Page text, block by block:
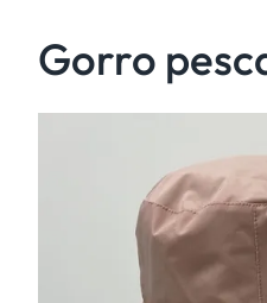
Gorro